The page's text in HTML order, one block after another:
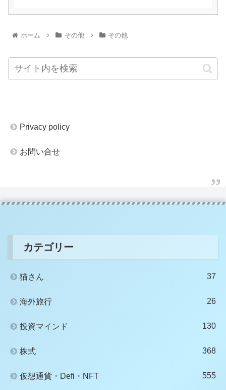
ホーム その他 その他
Privacy policy
お問い合せ
カテゴリー
猫さん 37
海外旅行 26
投資マインド 130
株式 368
仮想通貨・Defi・NFT 555